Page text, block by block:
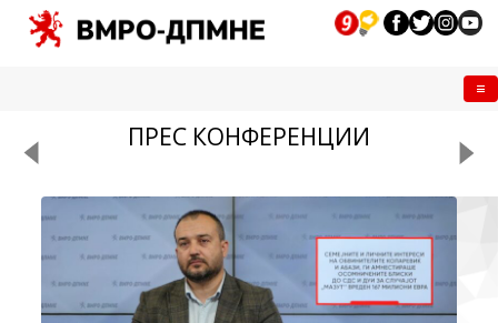
ПРЕС КОНФЕРЕНЦИИ